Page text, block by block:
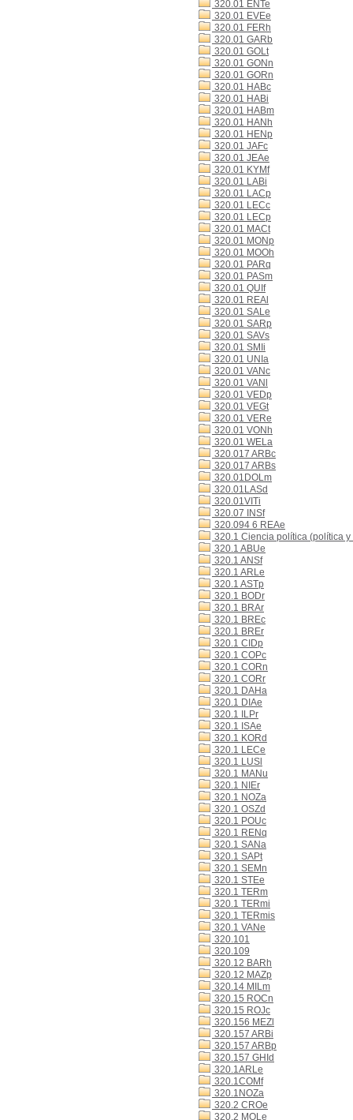
320.01 ENTe
320.01 EVEe
320.01 FERh
320.01 GARb
320.01 GOLt
320.01 GONn
320.01 GORn
320.01 HABc
320.01 HABi
320.01 HABm
320.01 HANh
320.01 HENp
320.01 JAFc
320.01 JEAe
320.01 KYMf
320.01 LABi
320.01 LACp
320.01 LECc
320.01 LECp
320.01 MACt
320.01 MONp
320.01 MOOh
320.01 PARq
320.01 PASm
320.01 QUIf
320.01 REAl
320.01 SALe
320.01 SARp
320.01 SAVs
320.01 SMIi
320.01 UNIa
320.01 VANc
320.01 VANl
320.01 VEDp
320.01 VEGt
320.01 VERe
320.01 VONh
320.01 WELa
320.017 ARBc
320.017 ARBs
320.01DOLm
320.01LASd
320.01VITi
320.07 INSf
320.094 6 REAe
320.1 Ciencia política (política
320.1 ABUe
320.1 ANSf
320.1 ARLe
320.1 ASTp
320.1 BODr
320.1 BRAr
320.1 BREc
320.1 BREr
320.1 CIDp
320.1 COPc
320.1 CORn
320.1 CORr
320.1 DAHa
320.1 DIAe
320.1 ILPr
320.1 ISAe
320.1 KORd
320.1 LECe
320.1 LUSl
320.1 MANu
320.1 NIEr
320.1 NOZa
320.1 OSZd
320.1 POUc
320.1 RENq
320.1 SANa
320.1 SAPt
320.1 SEMn
320.1 STEe
320.1 TERm
320.1 TERmi
320.1 TERmis
320.1 VANe
320.101
320.109
320.12 BARh
320.12 MAZp
320.14 MILm
320.15 ROCn
320.15 ROJc
320.156 MEZl
320.157 ARBi
320.157 ARBp
320.157 GHId
320.1ARLe
320.1COMf
320.1NOZa
320.2 CROe
320.2 MOLe